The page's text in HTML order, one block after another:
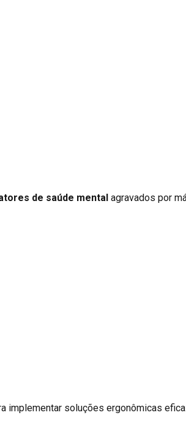
de saúde mental agravados por
implementar soluções ergonômicas